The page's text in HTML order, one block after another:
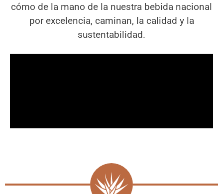
cómo de la mano de la nuestra bebida nacional
por excelencia, caminan, la calidad y la
sustentabilidad.